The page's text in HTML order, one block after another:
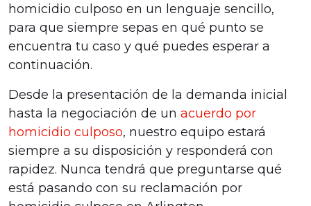
homicidio culposo en un lenguaje sencillo,
para que siempre sepas en qué punto se
encuentra tu caso y qué puedes esperar a
continuación.
Desde la presentación de la demanda inicial
hasta la negociación de un acuerdo por
homicidio culposo, nuestro equipo estará
siempre a su disposición y responderá con
rapidez. Nunca tendrá que preguntarse qué
está pasando con su reclamación por